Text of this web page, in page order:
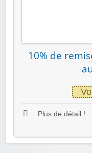
10% de
Plus de détail !